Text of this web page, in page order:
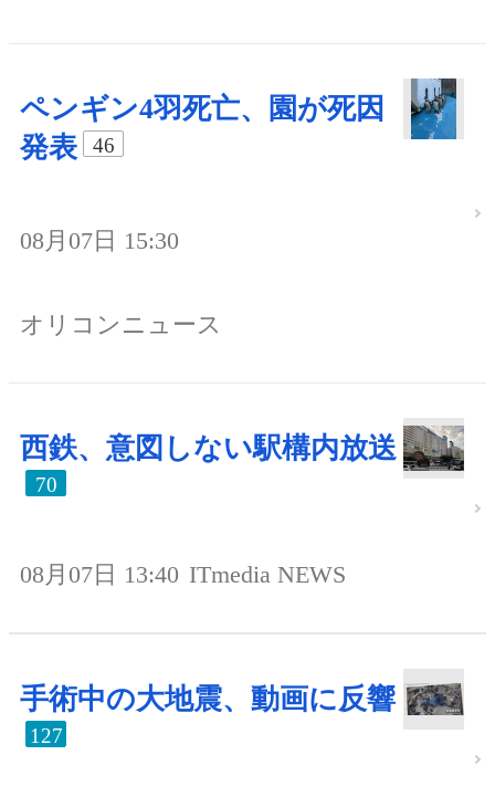
ペンギン4羽死亡、園が死因
発表
46
08月07日 15:30
オリコンニュース
西鉄、意図しない駅構内放送
70
08月07日 13:40 ITmedia NEWS
手術中の大地震、動画に反響
127